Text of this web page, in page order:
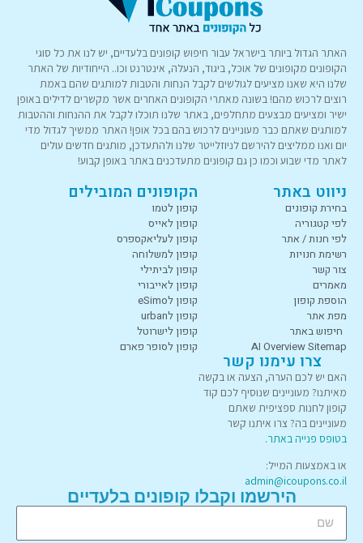
האתר הגדול ביותר בישראל עבור חיפוש קופונים בלעדיים, יש לנו את כל סוגי
הקופונים מקופונים של אוכל, ביגוד, הנעלה, אינטרנט וכו.. הייחודיות של האתר
שלנו היא שאנו מציעים לגולשים לקבל הנחות והטבות למותגים שהם באמת
רוצים לרכוש מהם! בשונה מאתרי הקופונים האחרים אשר מקשרים לדילים באופן
ישיר ומציעים מבצעים מתחלפים, באתר שלנו תוכלו לקבל את ההנחות וההטבות
למותגים שאתם כבר מעוניינים לרכוש בהם בכל אופן! האתר ממשיך לגדול מדי
יום ואנו ממליצים להירשם לניוזלייטר שלנו ולהתעדכן, מותגים חדשים עולים
לאתר מדי שבוע וכמו כן גם קופונים מתעדכנים באתר באופן קבוע!
ניווט באתר
בחירת קופונים
לפי קטגוריה
לפי חנות / אתר
רשימת חנויות
צור קשר
מאמרים
הוספת קופון
מפת אתר
חיפוש באתר
AI Overview Sitemap
הקופונים המובילים
קופון לטמו
קופון לאייס
קופון לעליאקספרס
קופון למשלוחה
קופון לביתילי
קופון לאייבורי
קופון לeSimo
קופון לurban
קופון לישרוטל
קופון לסופר פארם
צרו עימנו קשר
האם יש לכם הערה, הצעה או בקשה
מאיתנו? מעוניינים שנוסיף לכם קוד
קופון לחנות ספציפית שאתם
מעוניינים בה? צרו איתנו קשר
בטופס פנייה באתר.
או באמצעות המייל:
admin@icoupons.co.il
הירשמו וקבלו קופונים בלעדיים